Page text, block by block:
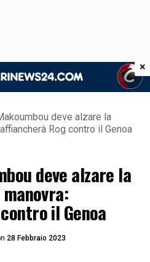
deve alzare la
Rog contro il Genoa
deve alzare la
il Genoa
28 Febbraio 2023
×